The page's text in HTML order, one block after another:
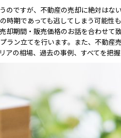
のですが、不動産の売却に絶対は
時期であっても逃してしまう可能
却期間・販売価格のお話を合わせ
ラン立てを行います。また、不動
アの相場、過去の事例、すべてを把